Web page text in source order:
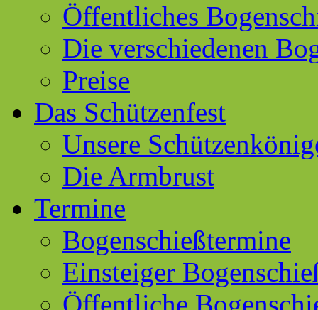
Öffentliches
Die verschiedenen
Preise
Das Schützenfest
Unsere
Die Armbrust
Termine
Bogenschießtermine
Einsteiger